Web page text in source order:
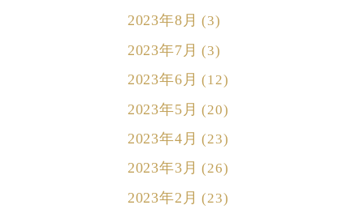
2023年8月 (3)
2023年7月 (3)
2023年6月 (12)
2023年5月 (20)
2023年4月 (23)
2023年3月 (26)
2023年2月 (23)